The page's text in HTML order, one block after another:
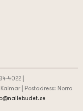
4022 |
| Postadress: Norra